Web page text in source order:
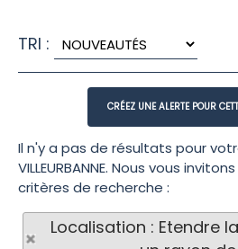
TRI :
Il n'y a pas de résultats pour
VILLEURBANNE. Nous vous
critères de recherche :
Localisation : Etendre